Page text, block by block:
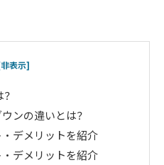
表示]
ンの違いとは？
デメリットを紹介
デメリットを紹介